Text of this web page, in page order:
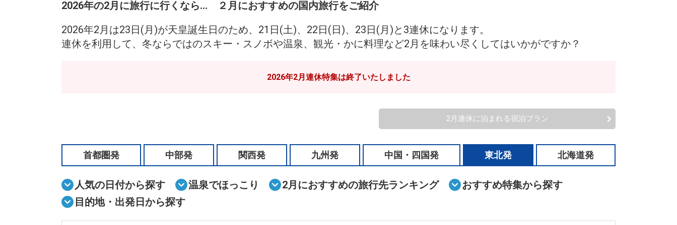
2026年の2月に旅行に行くなら… ２月におすすめの国内旅行をご紹介
2026年2月は23日(月)が天皇誕生日のため、21日(土)、22日(日)、23日(月)と3連休になります。
連休を利用して、冬ならではのスキー・スノボや温泉、観光・かに料理など2月を味わい尽くしてはいかがですか？
2026年2月連休特集は終了いたしました
2月連休に泊まれる宿泊プラン
首都圏発 中部発 関西発 九州発 中国・四国発 東北発 北海道発
人気の日付から探す 温泉でほっこり 2月におすすめの旅行先ランキング
おすすめ特集から探す
目的地・出発日から探す